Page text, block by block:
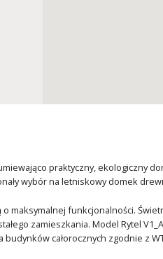
praktyczny, ekologiczny
wybór na letniskowy domek
maksymalnej funkcjonalności.
zamieszkania. Model Rytel
całorocznych zgodnie z